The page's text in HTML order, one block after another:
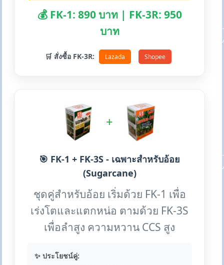
💰 FK-1: 890 บาท | FK-3R: 950
บาท
🛒 สั่งซื้อ FK-3R: Lazada Shopee
+
🎯 FK-1 + FK-3S - เฉพาะสำหรับอ้อย
(Sugarcane)
ชุดคู่สำหรับอ้อย เริ่มด้วย FK-1 เพื่อ
เร่งโตและแตกหน่อ ตามด้วย FK-3S
เพื่อลำสูง ความหวาน CCS สูง
✨ ประโยชน์คู่: